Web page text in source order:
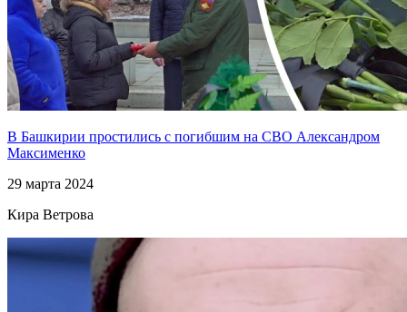
В Башкирии простились с погибшим на СВО Александром
Максименко
29 марта 2024
Кира Ветрова